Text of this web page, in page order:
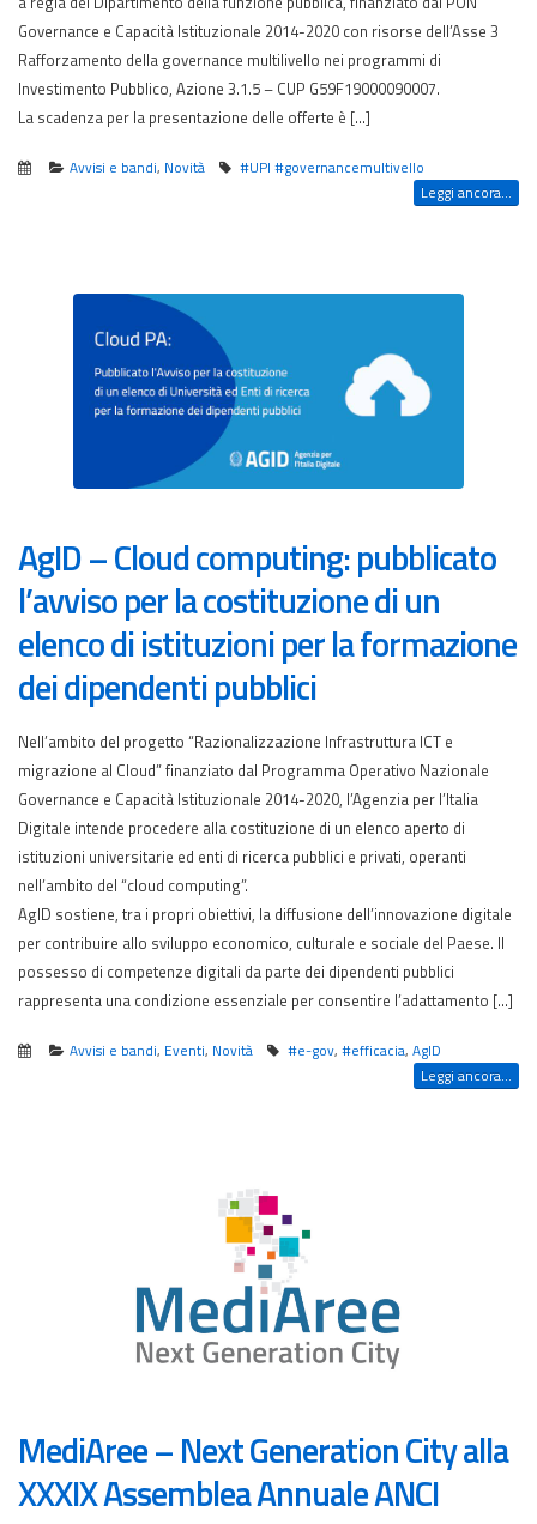
Governance e Capacità Istituzionale 2014-2020 con risorse dell’Asse 3
Rafforzamento della governance multilivello nei programmi di
Investimento Pubblico, Azione 3.1.5 – CUP G59F19000090007.
La scadenza per la presentazione delle offerte è […]
Avvisi e bandi, Novità #UPI #governancemultivello
Leggi ancora...
AgID – Cloud computing: pubblicato
l’avviso per la costituzione di un
elenco di istituzioni per la formazione
dei dipendenti pubblici
Nell’ambito del progetto “Razionalizzazione Infrastruttura ICT e
migrazione al Cloud” finanziato dal Programma Operativo Nazionale
Governance e Capacità Istituzionale 2014-2020, l’Agenzia per l’Italia
Digitale intende procedere alla costituzione di un elenco aperto di
istituzioni universitarie ed enti di ricerca pubblici e privati, operanti
nell’ambito del “cloud computing”.
AgID sostiene, tra i propri obiettivi, la diffusione dell’innovazione digitale
per contribuire allo sviluppo economico, culturale e sociale del Paese. Il
possesso di competenze digitali da parte dei dipendenti pubblici
rappresenta una condizione essenziale per consentire l’adattamento […]
Avvisi e bandi, Eventi, Novità #e-gov,#efficacia,AgID
Leggi ancora...
MediAree – Next Generation City alla
XXXIX Assemblea Annuale ANCI